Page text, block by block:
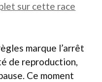
sur cette race
marque l’arrêt
de reproduction,
Ce moment